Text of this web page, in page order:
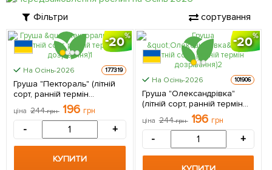
Фільтри сортування
20
На Осінь-2026 177319
Груша "Пектораль" (літній
сорт, ранній термін
дозрівання) 1 саджанець в
упаковці
ціна 244грн 196 грн
- +
КУПИТИ
20
На Осінь-2026 101906
Груша "Олександрівка"
(літній сорт, ранній термін
дозрівання) 1 саджанець в
упаковці
ціна 244грн 196 грн
- +